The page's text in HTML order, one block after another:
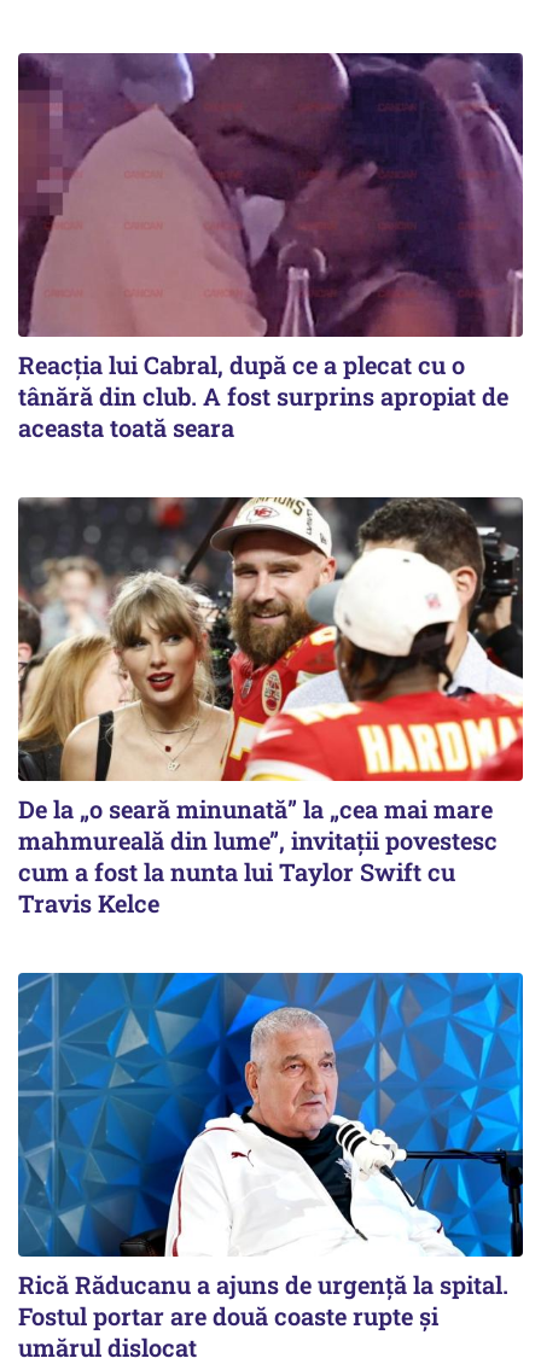
Reacția lui Cabral, după ce a plecat cu o
tânără din club. A fost surprins apropiat de
aceasta toată seara
De la „o seară minunată” la „cea mai mare
mahmureală din lume”, invitații povestesc
cum a fost la nunta lui Taylor Swift cu
Travis Kelce
Rică Răducanu a ajuns de urgență la spital.
Fostul portar are două coaste rupte și
umărul dislocat